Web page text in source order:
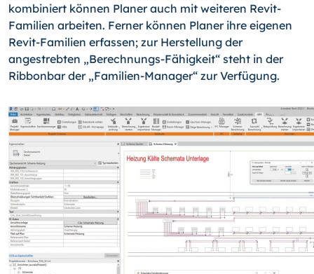
kombiniert können Planer auch mit weiteren Revit-
Familien arbeiten. Ferner können Planer ihre eigenen
Revit-Familien erfassen; zur Herstellung der
angestrebten „Berechnungs-Fähigkeit“ steht in der
Ribbonbar der „Familien-Ma­na­ger“ zur Verfügung.